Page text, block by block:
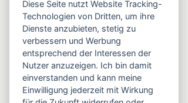
melde mich in der Regel innerhalb von
48 Stunden mit drei Terminvorschlägen
zurück.
Wie läuft die Bezahlung ab?
Nach Terminvereinbarung erhalten Sie
von mir eine E-Mail mit allen
Diese Seite nutzt Website Tracking-
Technologien von Dritten, um ihre
Dienste anzubieten, stetig zu
verbessern und Werbung
entsprechend der Interessen der
Nutzer anzuzeigen. Ich bin damit
einverstanden und kann meine
Einwilligung jederzeit mit Wirkung